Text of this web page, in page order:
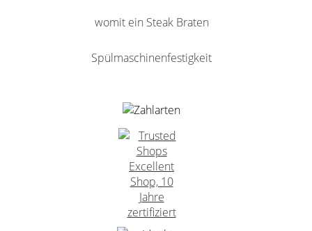
womit ein Steak Braten
Spülmaschinenfestigkeit